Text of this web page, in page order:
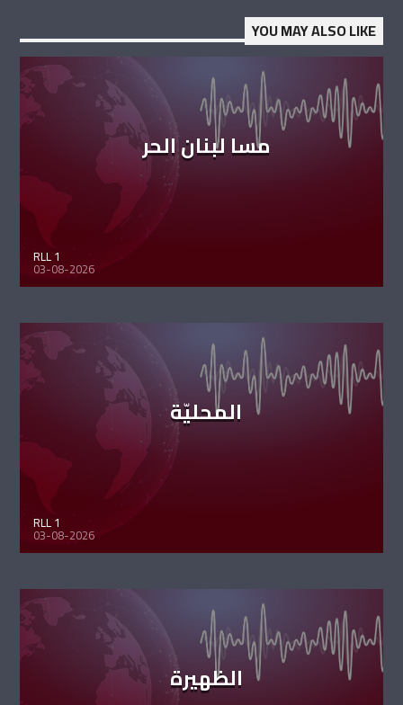
YOU MAY ALSO LIKE
مسا لبنان الحر
RLL 1
03-08-2026
المحليّة
RLL 1
03-08-2026
الظهيرة